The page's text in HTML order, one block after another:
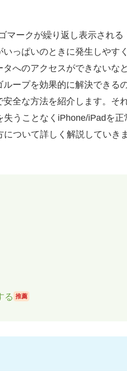
ークが繰り返し表示され
っぱいのときに発生しやす
へのアクセスができないな
ープを効果的に解決できる
全な方法を紹介します。そ
うことなくiPhone/iPadを
ついて詳しく解説していき
る 推薦